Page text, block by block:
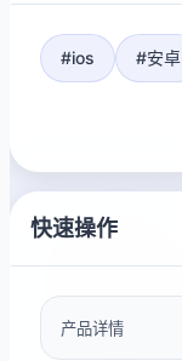
#ios #安卓
快速操作
产品详情